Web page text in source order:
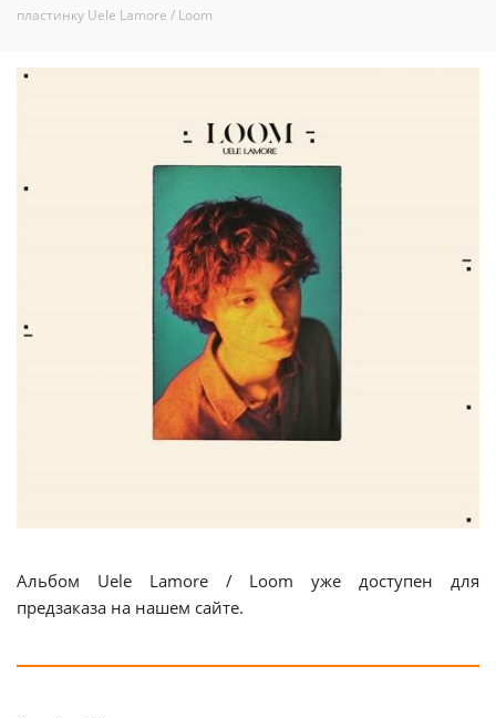
пластинку Uele Lamore / Loom
Альбом Uele Lamore / Loom уже доступен для
предзаказа на нашем сайте.